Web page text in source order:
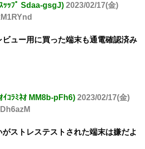
ｯｯﾌﾟ Sdaa-gsgJ) 2023/02/17(金)
ュー用に買った端末も通電確認済み
ｲｺﾗﾐﾈｵ MM8b-pFh6) 2023/02/17(金)
ストレステストされた端末は嫌だよ